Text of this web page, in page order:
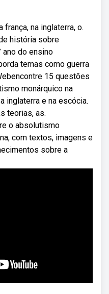
na inglaterra, o.
história sobre
ano do ensino
temas como guerra
15 questões
monárquico na
inglaterra e na escócia.
teorias, as.
o absolutismo
com textos, imagens e
sobre a